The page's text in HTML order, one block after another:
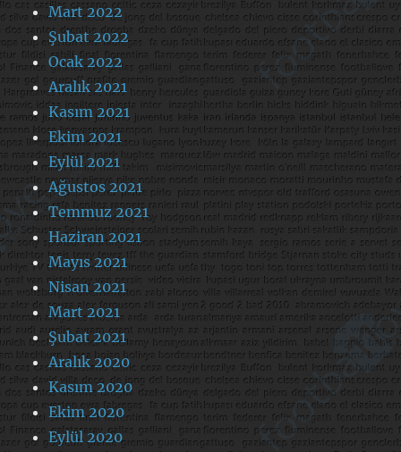
Mart 2022
Şubat 2022
Ocak 2022
Aralık 2021
Kasım 2021
Ekim 2021
Eylül 2021
Ağustos 2021
Temmuz 2021
Haziran 2021
Mayıs 2021
Nisan 2021
Mart 2021
Şubat 2021
Aralık 2020
Kasım 2020
Ekim 2020
Eylül 2020